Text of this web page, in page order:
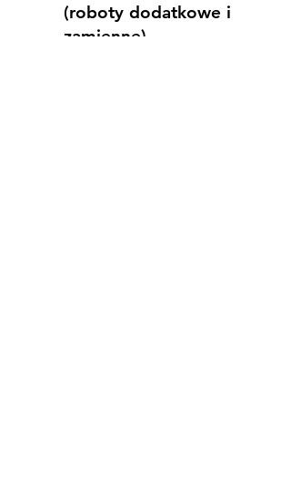
(roboty dodatkowe i
zamienne)